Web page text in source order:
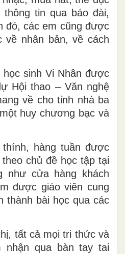
tin qua báo đài,
đó, các em cũng được
về nhân bản, về cách
sinh Vi Nhân được
Hội thao – Văn nghệ
về cho tỉnh nhà ba
huy chương bạc và
hàng tuần được
chủ đề học tập tại
như cửa hàng khách
được giáo viên cung
thành bài học qua các
tất cả mọi tri thức và
nhận qua bàn tay tai